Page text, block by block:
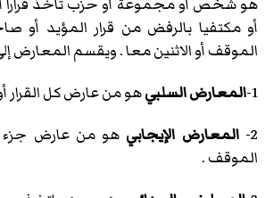
أو مكتفيا بالرفض من قرار المؤيد أو
الموقف أو الاثنين معا . ويقسم المعارض
1- المعارض السلبيهو من عارض كل القرار
2- المعارض الإيجابي هو من عارض جزء
الموقف .